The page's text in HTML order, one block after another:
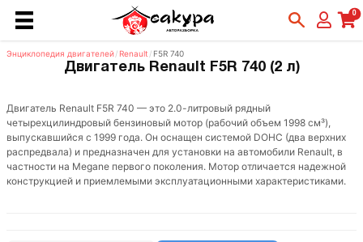
0
Энциклопедия двигателей/ Renault / F5R 740
Двигатель Renault F5R 740 (2 л)
Двигатель Renault F5R 740 — это 2.0-литровый рядный
четырехцилиндровый бензиновый мотор (рабочий объем 1998 см³),
выпускавшийся с 1999 года. Он оснащен системой DOHC (два верхних
распредвала) и предназначен для установки на автомобили Renault, в
частности на Megane первого поколения. Мотор отличается надежной
конструкцией и приемлемыми эксплуатационными характеристиками.